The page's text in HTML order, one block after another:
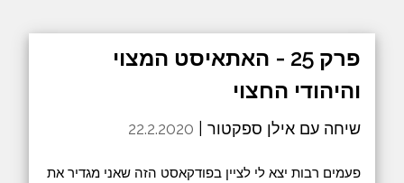
פרק 25 - האתאיסט המצוי
והיהודי החצוי
שיחה עם אילן ספקטור | 22.2.2020
פעמים רבות יצא לי לציין בפודקאסט הזה שאני מגדיר את